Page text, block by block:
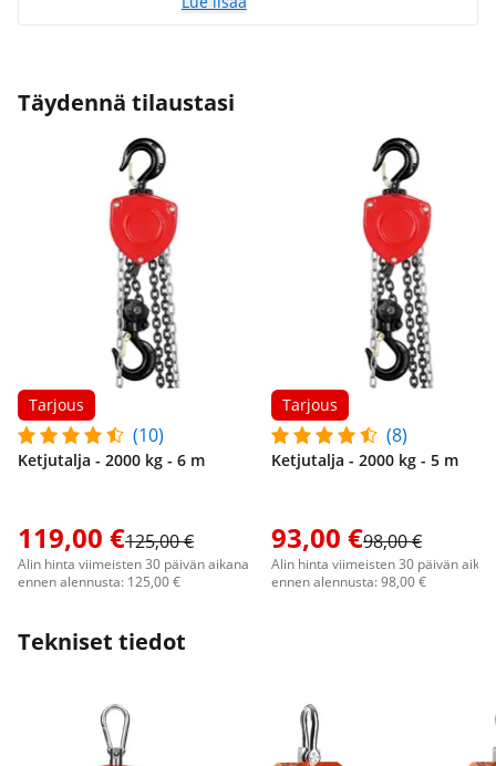
Täydennä tilaustasi
Tarjous
(10)
Ketjutalja - 2000 kg - 6 m
119,00 €125,00 €
Alin hinta viimeisten 30 päivän aikana
ennen alennusta: 125,00 €
Tarjous
(8)
Ketjutalja - 2000 kg - 5 m
93,00 €98,00 €
Alin hinta viimeisten 30 päivän
ennen alennusta: 98,00 €
Tekniset tiedot